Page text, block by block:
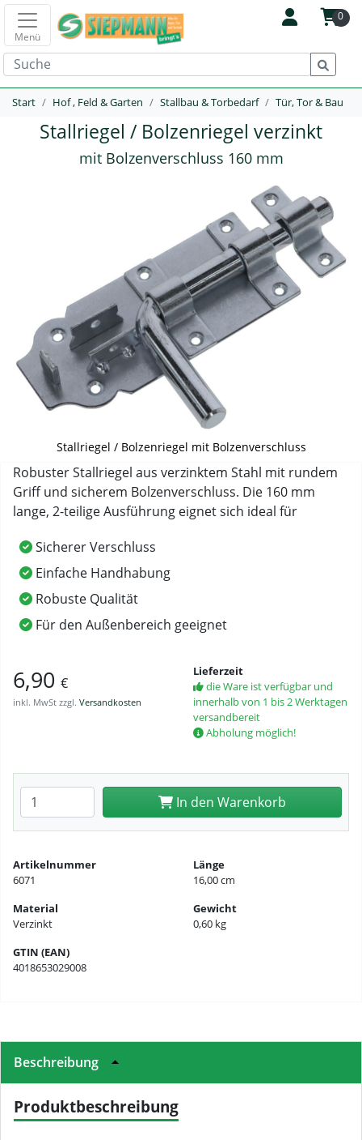
0
Menü
Start Hof , Feld & Garten Stallbau & Torbedarf Tür, Tor & Bau
Stallriegel / Bolzenriegel verzinkt
mit Bolzenverschluss 160 mm
Stallriegel / Bolzenriegel mit Bolzenverschluss
Robuster Stallriegel aus verzinktem Stahl mit rundem
Griff und sicherem Bolzenverschluss. Die 160 mm
lange, 2-teilige Ausführung eignet sich ideal für
Sicherer Verschluss
Einfache Handhabung
Robuste Qualität
Für den Außenbereich geeignet
6,90 €
inkl. MwSt zzgl. Versandkosten
Lieferzeit
die Ware ist verfügbar und
innerhalb von 1 bis 2 Werktagen
versandbereit
Abholung möglich!
Anzahl eingeben In den Warenkorb
Artikelnummer
6071
Länge
16,00 cm
Material
Verzinkt
Gewicht
0,60 kg
GTIN (EAN)
4018653029008
Beschreibung
Produktbeschreibung